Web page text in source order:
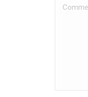
Comment